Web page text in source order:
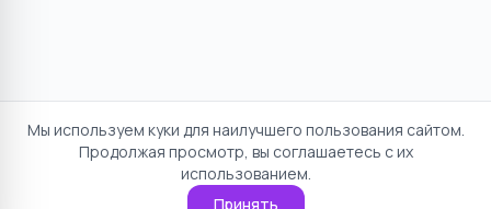
Мы используем куки для наилучшего пользования сайтом.
Продолжая просмотр, вы соглашаетесь с их
использованием.
Принять